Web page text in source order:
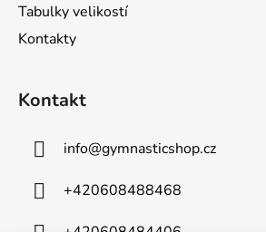
Tabulky velikostí
Kontakty
Kontakt
info@gymnasticshop.cz
+420608488468